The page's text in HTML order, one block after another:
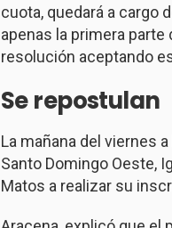
cuota, quedará a cargo
apenas la primera
resolución aceptando
Se repostulan
La mañana del viernes
Santo Domingo Oeste,
Matos a realizar su